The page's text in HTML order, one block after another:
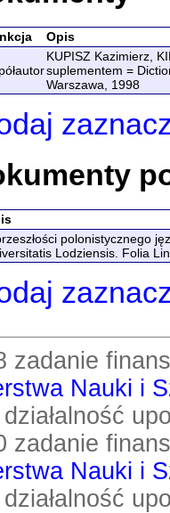
Opis
KUPISZ Kazimierz,
suplementem =
Warszawa, 1998
polonistycznego
Lodziensis. Folia
zadanie
Nauki i
działalność
zadanie
Nauki i
działalność